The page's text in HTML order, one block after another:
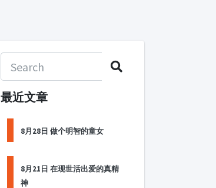
最近文章
8月28日 做个明智的童女
8月21日 在现世活出爱的真精
神